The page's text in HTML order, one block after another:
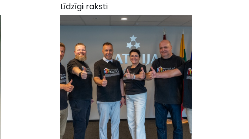
Līdzīgi raksti